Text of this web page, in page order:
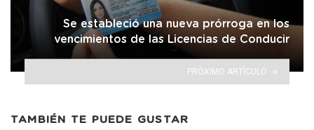
Se estableció una nueva prórroga en los
vencimientos de las Licencias de Conducir
PRÓXIMO ARTÍCULO
TAMBIÉN TE PUEDE GUSTAR